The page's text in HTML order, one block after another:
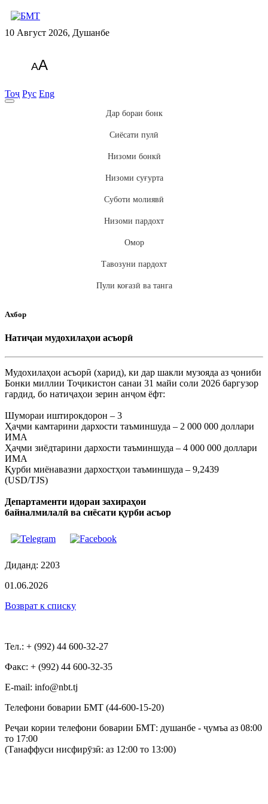
10 Август 2026, Душанбе
AA
Тоҷ Рус Eng
Дар бораи бонк
Сиёсати пулӣ
Низоми бонкӣ
Низоми суғурта
Суботи молиявӣ
Низоми пардохт
Омор
Тавозуни пардохт
Пули коғазӣ ва танга
Ахбор
Натиҷаи мудохилаҳои асъорӣ
Мудохилаҳои асъорӣ (харид), ки дар шакли музояда аз ҷониби
Бонки миллии Тоҷикистон санаи 31 майи соли 2026 баргузор
гардид, бо натиҷаҳои зерин анҷом ёфт:
Шумораи иштирокдорон – 3
Ҳаҷми камтарини дархости таъминшуда – 2 000 000 доллари
ИМА
Ҳаҷми зиёдтарини дархости таъминшуда – 4 000 000 доллари
ИМА
Қурби миёнавазни дархостҳои таъминшуда – 9,2439
(USD/TJS)
Департаменти идораи захираҳои
байналмилалӣ ва сиёсати қурби асъор
Диданд: 2203
01.06.2026
Возврат к списку
Тел.: + (992) 44 600-32-27
Факс: + (992) 44 600-32-35
Е-mail: info@nbt.tj
Телефони боварии БМТ (44-600-15-20)
Реҷаи кории телефони боварии БМТ: душанбе - ҷумъа аз 08:00
то 17:00
(Танаффуси нисфирӯзӣ: аз 12:00 то 13:00)